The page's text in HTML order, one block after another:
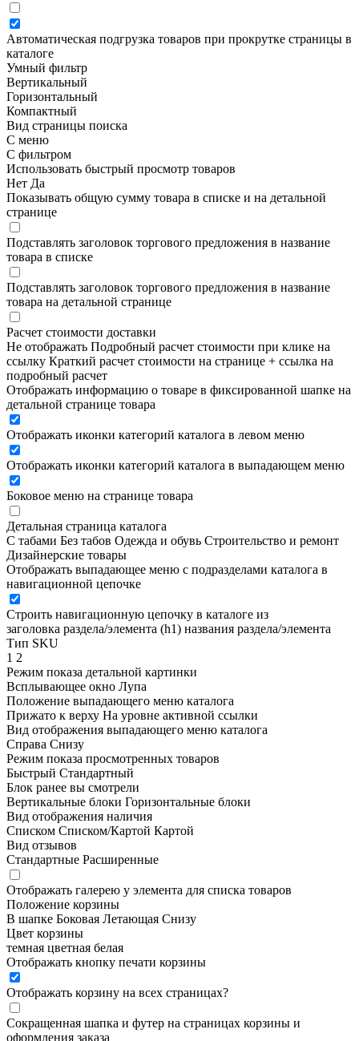
Автоматическая подгрузка товаров при прокрутке страницы в
каталоге
Умный фильтр
Вертикальный
Горизонтальный
Компактный
Вид страницы поиска
С меню
С фильтром
Использовать быстрый просмотр товаров
Нет Да
Показывать общую сумму товара в списке и на детальной
странице
Подставлять заголовок торгового предложения в название
товара в списке
Подставлять заголовок торгового предложения в название
товара на детальной странице
Расчет стоимости доставки
Не отображать Подробный расчет стоимости при клике на
ссылку Краткий расчет стоимости на странице + ссылка на
подробный расчет
Отображать информацию о товаре в фиксированной шапке на
детальной странице товара
Отображать иконки категорий каталога в левом меню
Отображать иконки категорий каталога в выпадающем меню
Боковое меню на странице товара
Детальная страница каталога
С табами Без табов Одежда и обувь Строительство и ремонт
Дизайнерские товары
Отображать выпадающее меню с подразделами каталога в
навигационной цепочке
Строить навигационную цепочку в каталоге из
заголовка раздела/элемента (h1) названия раздела/элемента
Тип SKU
1 2
Режим показа детальной картинки
Всплывающее окно Лупа
Положение выпадающего меню каталога
Прижато к верху На уровне активной ссылки
Вид отображения выпадающего меню каталога
Справа Снизу
Режим показа просмотренных товаров
Быстрый Стандартный
Блок ранее вы смотрели
Вертикальные блоки Горизонтальные блоки
Вид отображения наличия
Списком Списком/Картой Картой
Вид отзывов
Стандартные Расширенные
Отображать галерею у элемента для списка товаров
Положение корзины
В шапке Боковая Летающая Снизу
Цвет корзины
темная цветная белая
Отображать кнопку печати корзины
Отображать корзину на всех страницах?
Сокращенная шапка и футер на страницах корзины и
оформления заказа